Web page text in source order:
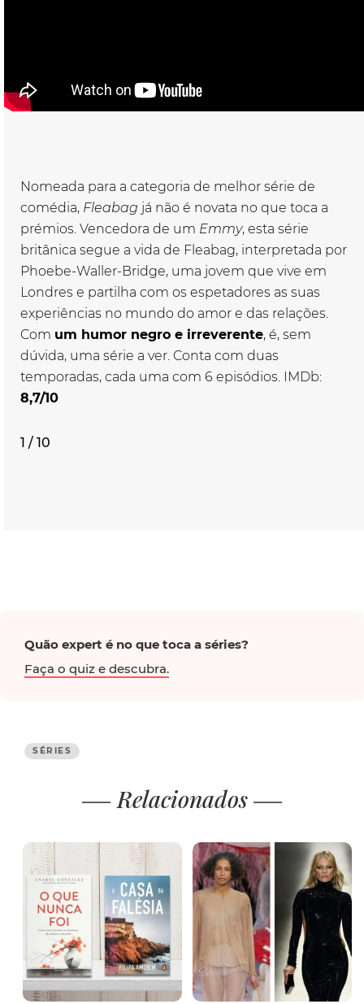
Nomeada para a categoria de melhor série de
comédia, Fleabag já não é novata no que toca a
prémios. Vencedora de um Emmy, esta série
britânica segue a vida de Fleabag, interpretada por
Phoebe-Waller-Bridge, uma jovem que vive em
Londres e partilha com os espetadores as suas
experiências no mundo do amor e das relações.
Com um humor negro e irreverente, é, sem
dúvida, uma série a ver. Conta com duas
temporadas, cada uma com 6 episódios. IMDb:
8,7/10
1 / 10
Quão expert é no que toca a séries?
Faça o quiz e descubra.
SÉRIES
Relacionados